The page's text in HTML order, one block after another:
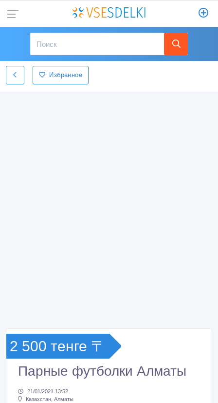
Избранное
2 500 тенге 〒
Парные футболки Алматы
21/01/2021 13:52
Казахстан, Алматы